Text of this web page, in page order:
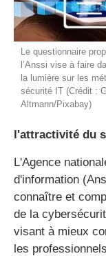
Le questionnaire
l’Anssi vise à faire
la lumière sur les
sécurité IT (Crédit :
Altmann/Pixabay)
l'attractivité du
L'Agence
d'information
connaître et
de la
visant à mieux
les